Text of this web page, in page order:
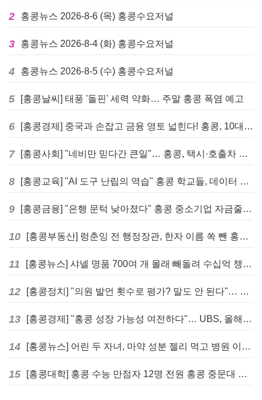
2 홍콩뉴스 2026-8-6 (목) 홍콩수요저널
3 홍콩뉴스 2026-8-4 (화) 홍콩수요저널
4 홍콩뉴스 2026-8-5 (수) 홍콩수요저널
5 [홍콩날씨] 태풍 '돌핀' 세력 약화… 주말 홍콩 폭염 예고
6 [홍콩경제] 중국과 손잡고 금융 영토 넓힌다! 홍콩, 10대 신규 정책 발표
7 [홍콩사회] "네비만 믿다간 큰일"… 홍콩, 택시·호출차 통합 시험 도입하며 규제 본격화
8 [홍콩교육] "AI 도구 난립의 역습" 홍콩 학교들, 데이터 고립에 교육 효과 평가 비상
9 [홍콩금융] "은행 문턱 낮아졌다" 홍콩 중소기업 자금줄 숨통 트이나… HKMA "2분기 신용 조건 안정적"
10 [홍콩부동산] 렁춘잉 전 행정장관, 한자 이름 쏙 뺀 홍콩 고급 아파트 단지들에 쓴소리
11 [홍콩뉴스] 샤넬 명품 700여 개 몰래 빼돌려 수십억 챙긴 직원 4년~7년형 선고
12 [홍콩정치] "의원 발언 횟수로 평가? 말도 안 된다"… 홍콩 입법회 의장의 일침
13 [홍콩경제] "홍콩 성장 가능성 여전하다"… UBS, 올해 홍콩 GDP 성장률 전망치 4.5%로 대폭 상향
14 [홍콩뉴스] 어린 두 자녀, 마약 성분 젤리 먹고 병원 이송… 어머니와 친척 체포
15 [홍콩대학] 홍콩 수능 만점자 12명 전원 홍콩 중문대 의대 진학